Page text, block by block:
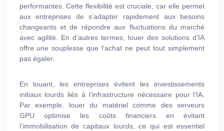
performantes. Cette flexibilité est cruciale, car elle permet
aux entreprises de s’adapter rapidement aux besoins
changeants et de répondre aux fluctuations du marché
avec agilité. En d’autres termes, louer des solutions d’IA
offre une souplesse que l’achat ne peut tout simplement
pas égaler.
En louant, les entreprises évitent les investissements
initiaux lourds liés à l’infrastructure nécessaire pour l’IA.
Par exemple, louer du matériel comme des serveurs
GPU optimise les coûts financiers en évitant
l’immobilisation de capitaux lourds, ce qui est essentiel